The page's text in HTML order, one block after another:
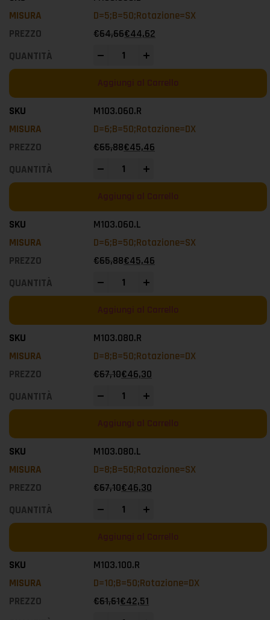
D=5;B=50;Rotazione=SX
€64,66€44,62
Aggiungi al Carrello
M103.060.R
D=6;B=50;Rotazione=DX
€65,88€45,46
Aggiungi al Carrello
M103.060.L
D=6;B=50;Rotazione=SX
€65,88€45,46
Aggiungi al Carrello
M103.080.R
D=8;B=50;Rotazione=DX
€67,10€46,30
Aggiungi al Carrello
M103.080.L
D=8;B=50;Rotazione=SX
€67,10€46,30
Aggiungi al Carrello
M103.100.R
D=10;B=50;Rotazione=DX
€61,61€42,51